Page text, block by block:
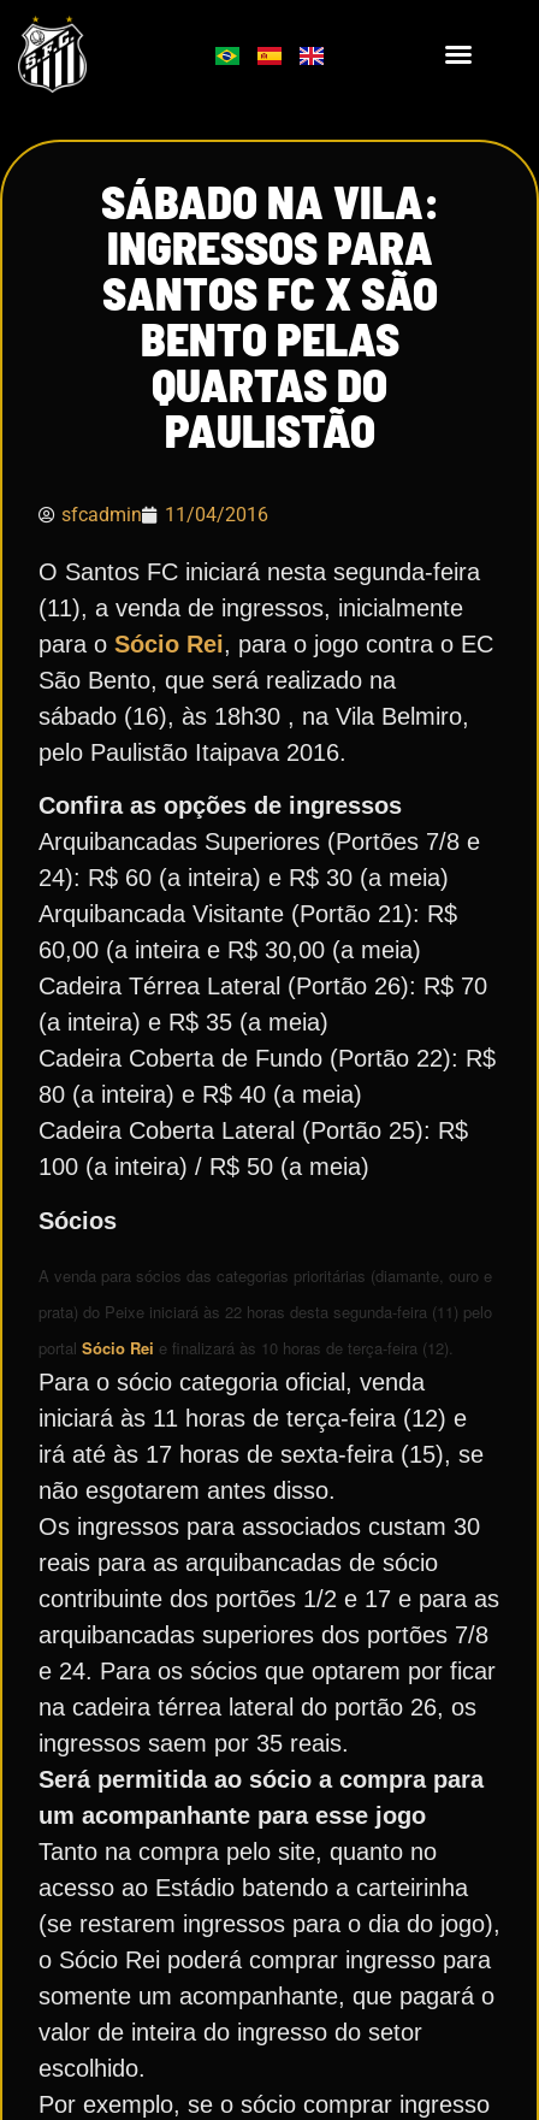
SÁBADO NA VILA:
INGRESSOS PARA
SANTOS FC X SÃO
BENTO PELAS
QUARTAS DO
PAULISTÃO
sfcadmin 11/04/2016
O Santos FC iniciará nesta segunda-feira
(11), a venda de ingressos, inicialmente
para o Sócio Rei, para o jogo contra o EC
São Bento, que será realizado na
sábado (16), às 18h30 , na Vila Belmiro,
pelo Paulistão Itaipava 2016.
Confira as opções de ingressos
Arquibancadas Superiores (Portões 7/8 e
24): R$ 60 (a inteira) e R$ 30 (a meia)
Arquibancada Visitante (Portão 21): R$
60,00 (a inteira e R$ 30,00 (a meia)
Cadeira Térrea Lateral (Portão 26): R$ 70
(a inteira) e R$ 35 (a meia)
Cadeira Coberta de Fundo (Portão 22): R$
80 (a inteira) e R$ 40 (a meia)
Cadeira Coberta Lateral (Portão 25): R$
100 (a inteira) / R$ 50 (a meia)
Sócios
A venda para sócios das categorias prioritárias (diamante, ouro e
prata) do Peixe iniciará às 22 horas desta segunda-feira (11) pelo
portal Sócio Rei e finalizará às 10 horas de terça-feira (12).
Para o sócio categoria oficial, venda
iniciará às 11 horas de terça-feira (12) e
irá até às 17 horas de sexta-feira (15), se
não esgotarem antes disso.
Os ingressos para associados custam 30
reais para as arquibancadas de sócio
contribuinte dos portões 1/2 e 17 e para as
arquibancadas superiores dos portões 7/8
e 24. Para os sócios que optarem por ficar
na cadeira térrea lateral do portão 26, os
ingressos saem por 35 reais.
Será permitida ao sócio a compra para
um acompanhante para esse jogo
Tanto na compra pelo site, quanto no
acesso ao Estádio batendo a carteirinha
(se restarem ingressos para o dia do jogo),
o Sócio Rei poderá comprar ingresso para
somente um acompanhante, que pagará o
valor de inteira do ingresso do setor
escolhido.
Por exemplo, se o sócio comprar ingresso